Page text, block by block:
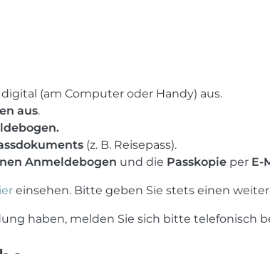
digital (am Computer oder Handy) aus.
aus.
(z. B. Reisepass).
Anmeldebogen und die Passkopie per E-
einsehen. Bitte geben Sie stets einen
haben, melden Sie sich bitte telefonisch